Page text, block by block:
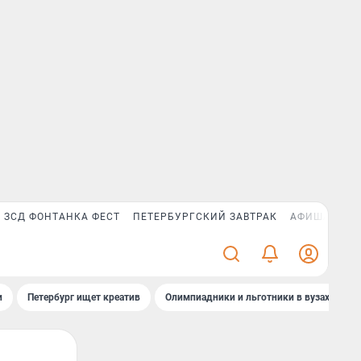
ЗСД ФОНТАНКА ФЕСТ ПЕТЕРБУРГСКИЙ ЗАВТРАК АФИША PLUS
Петербург ищет креатив Олимпиадники и льготники в вузах СПб